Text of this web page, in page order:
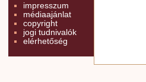
impresszum
médiaajánlat
copyright
jogi tudnivalók
elérhetőség